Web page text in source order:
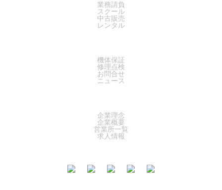
業務請負
スクール
中古販売
レンタル
機体保証
修理点検
お問合せ
ニュース
企業理念
企業概要
営業所一覧
求人情報